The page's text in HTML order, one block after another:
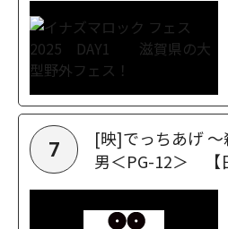
7
[映]でっちあげ
男＜PG-12＞ 【